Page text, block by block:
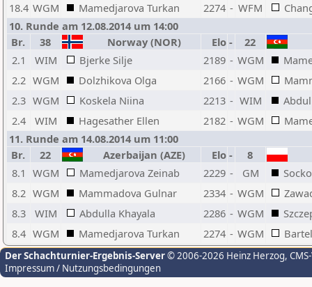
18.4 WGM Mamedjarova Turkan 2274 - WFM
10. Runde am 12.08.2014 um 14:00
Br.
38 Norway (NOR) Elo -
22
2.1
WIM Bjerke Silje 2189 - WGM
2.2 WGM Dolzhikova Olga 2166 - WGM
2.3 WGM Koskela Niina 2213 - WIM
2.4
WIM Hagesather Ellen 2182 - WGM
11. Runde am 14.08.2014 um 11:00
Br.
22 Azerbaijan (AZE) Elo -
8
8.1 WGM Mamedjarova Zeinab 2229 - GM
8.2 WGM Mammadova Gulnar 2334 - WGM
8.3
WIM Abdulla Khayala 2286 - WGM
8.4 WGM Mamedjarova Turkan 2274 - WGM
Der Schachturnier-Ergebnis-Server© 2006-2026 Heinz Herzog,
Impressum / Nutzungsbedingungen